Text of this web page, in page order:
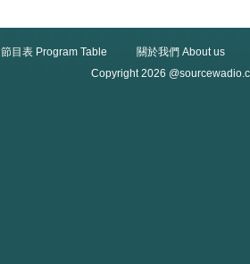
節目表 Program Table
關於我們 About us
Copyright 2026